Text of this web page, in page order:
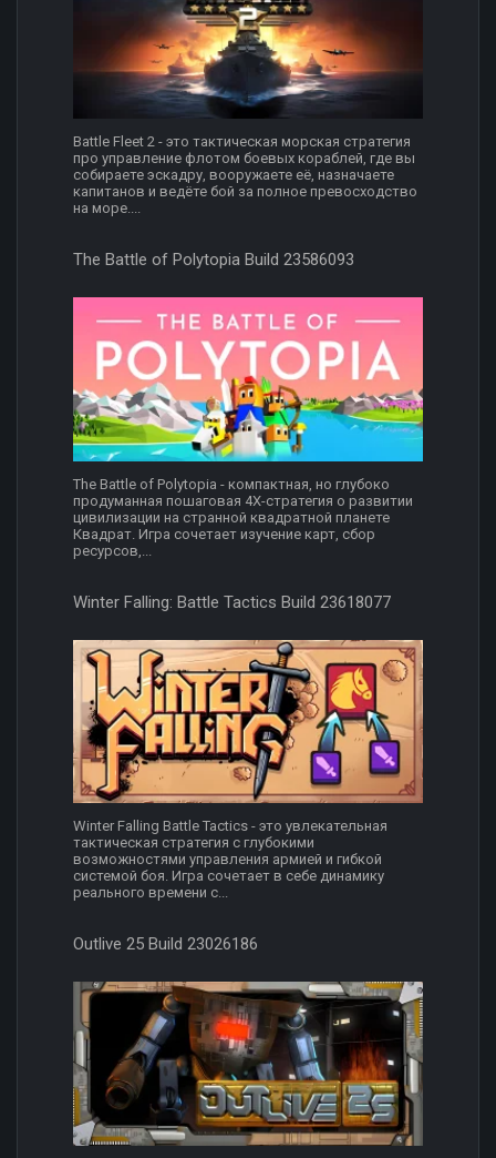
Battle Fleet 2 - это тактическая морская стратегия
про управление флотом боевых кораблей, где вы
собираете эскадру, вооружаете её, назначаете
капитанов и ведёте бой за полное превосходство
на море....
The Battle of Polytopia Build 23586093
The Battle of Polytopia - компактная, но глубоко
продуманная пошаговая 4X-стратегия о развитии
цивилизации на странной квадратной планете
Квадрат. Игра сочетает изучение карт, сбор
ресурсов,...
Winter Falling: Battle Tactics Build 23618077
Winter Falling Battle Tactics - это увлекательная
тактическая стратегия с глубокими
возможностями управления армией и гибкой
системой боя. Игра сочетает в себе динамику
реального времени с...
Outlive 25 Build 23026186